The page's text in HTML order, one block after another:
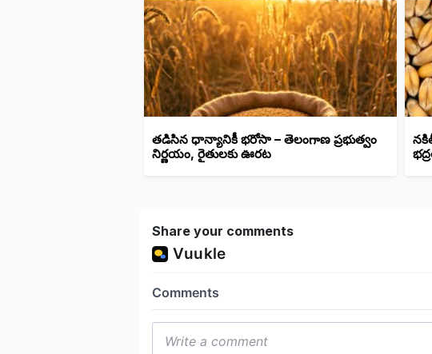
తడిసిన ధాన్యానికీ భరోసా – తెలంగాణ ప్రభుత్వం
నిర్ణయం, రైతులకు ఊరట
Share your comments